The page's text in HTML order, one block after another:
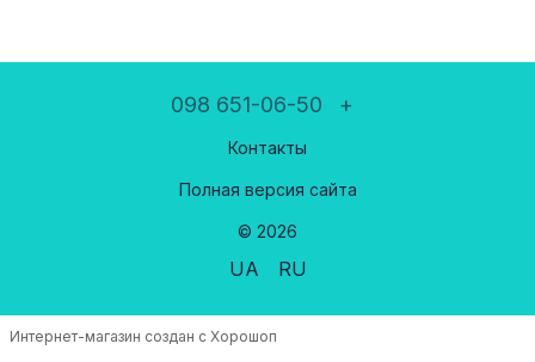
098 651-06-50 +
Контакты
Полная версия сайта
© 2026
UA RU
Интернет-магазин создан с Хорошоп